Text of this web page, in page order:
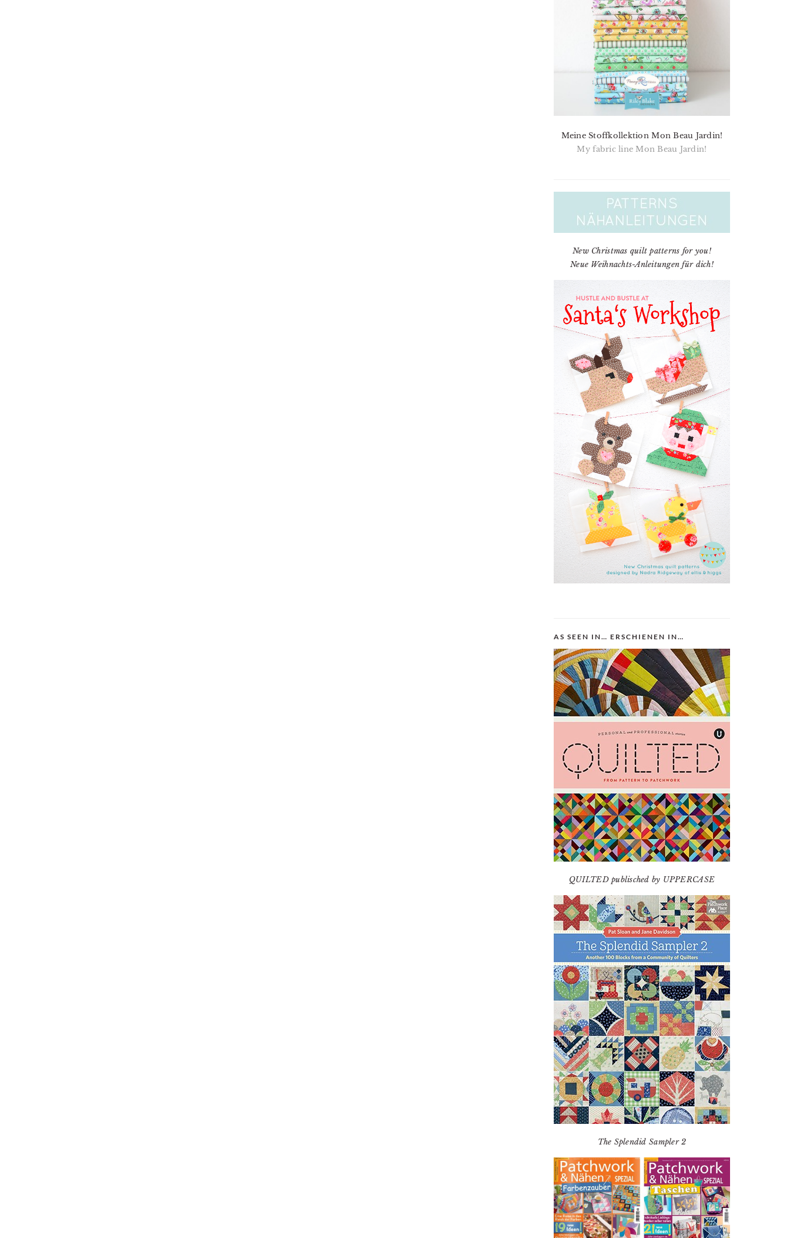
Meine Stoffkollektion Mon Beau Jardin!
My fabric line Mon Beau Jardin!
New Christmas quilt patterns for you!
Neue Weihnachts-Anleitungen für dich!
AS SEEN IN… ERSCHIENEN IN…
QUILTED publisched by UPPERCASE
The Splendid Sampler 2